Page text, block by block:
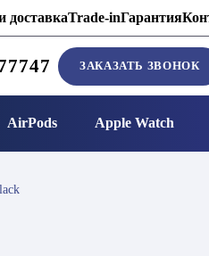
доставкаTrade-inГарантия
ЗАКАЗАТЬ ЗВОНОК
AirPods Apple Watch